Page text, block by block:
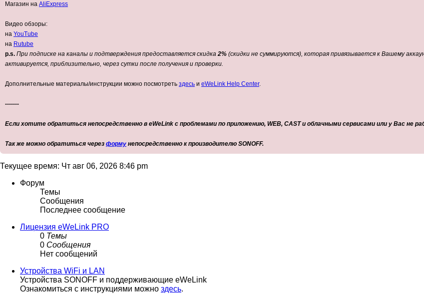
Магазин на AliExpress
Видео обзоры:
на YouTube
на Rutube
p.s. При подписке на каналы и подтверждения предоставляется скидка2% (скидки не суммируются), которая привязывается к Вашему
активируется, приблизительно, через сутки после получения и проверки.
Дополнительные материалы/инструкции можно посмотреть здесь и eWeLink Help Center.
-------
Если хотите обратиться непосредственно в eWeLink с проблемами по приложению, WEB, CAST и облачными сервисами или у Вас
Так же можно обратиться через форму непосредственно к производителю SONOFF.
Текущее время: Чт авг 06, 2026 8:46 pm
Форум
Темы
Сообщения
Последнее сообщение
Лицензия eWeLink PRO
0 Темы
0 Сообщения
Нет сообщений
Устройства WiFi и LAN
Устройства SONOFF и поддерживающие eWeLink
Ознакомиться с инструкциями можно здесь.